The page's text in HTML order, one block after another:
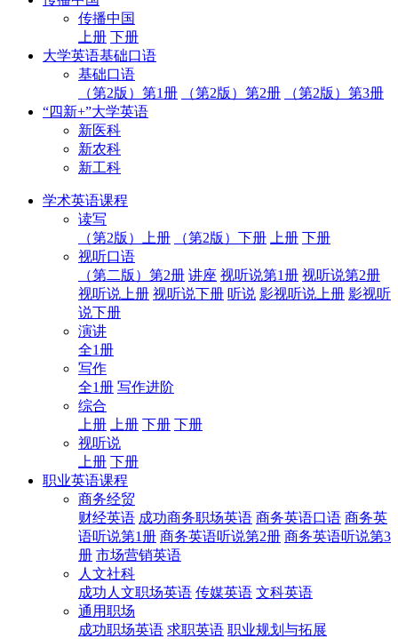
传播中国
上册 下册
大学英语基础口语
基础口语
（第2版）第1册
（第2版）第2册
（第2版）第3册
“四新+”大学英语
新医科
新农科
新工科
学术英语课程
读写
（第2版）上册
（第2版）下册 上册 下册
视听口语
（第二版）第2册 讲座 视听说第1册 视听说第2册
视听说上册 视听说下册 听说 影视听说上册 影视听
说下册
演讲
全1册
写作
全1册 写作进阶
综合
上册
上册 下册 下册
视听说
上册 下册
职业英语课程
商务经贸
财经英语 成功商务职场英语 商务英语口语 商务英
语听说第1册 商务英语听说第2册 商务英语听说第3
册 市场营销英语
人文社科
成功人文职场英语 传媒英语 文科英语
通用职场
成功职场英语 求职英语 职业规划与拓展